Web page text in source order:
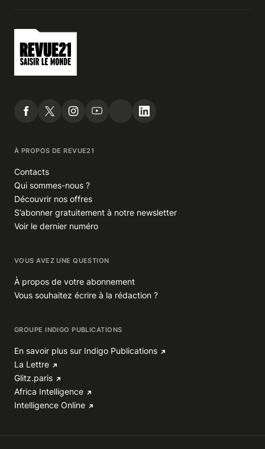
À PROPOS DE REVUE21
Contacts
Qui sommes-nous ?
Découvrir nos offres
S’abonner gratuitement à notre newsletter
Voir le dernier numéro
VOUS AVEZ UNE QUESTION
À propos de votre abonnement
Vous souhaitez écrire à la rédaction ?
GROUPE INDIGO PUBLICATIONS
En savoir plus sur Indigo Publications
La Lettre
Glitz.paris
Africa Intelligence
Intelligence Online